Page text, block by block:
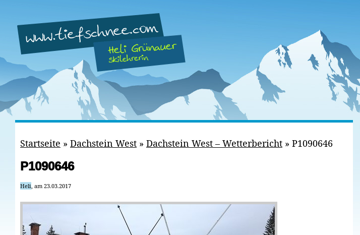
Startseite » Dachstein West » Dachstein West – Wetterbericht » P1090646
P1090646
Heli, am 23.03.2017